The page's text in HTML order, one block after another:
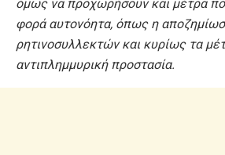
όμως να προχωρήσουν και μέτρα
φορά αυτονόητα, όπως η
ρητινοσυλλεκτών και κυρίως τα
αντιπλημμυρική προστασία.